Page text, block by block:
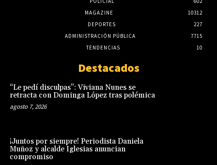
MAGAZINE
10312
DEPORTES
227
ADMINISTRACIÓN PÚBLICA
7715
TENDENCIAS
10
Destacados
“Le pedí disculpas”: Viviana Nunes se
retracta con Dominga López tras polémica
agosto 7, 2026
¡Juntos por siempre! Periodista Daniela
Muñoz y alcalde Iglesias anuncian
compromiso